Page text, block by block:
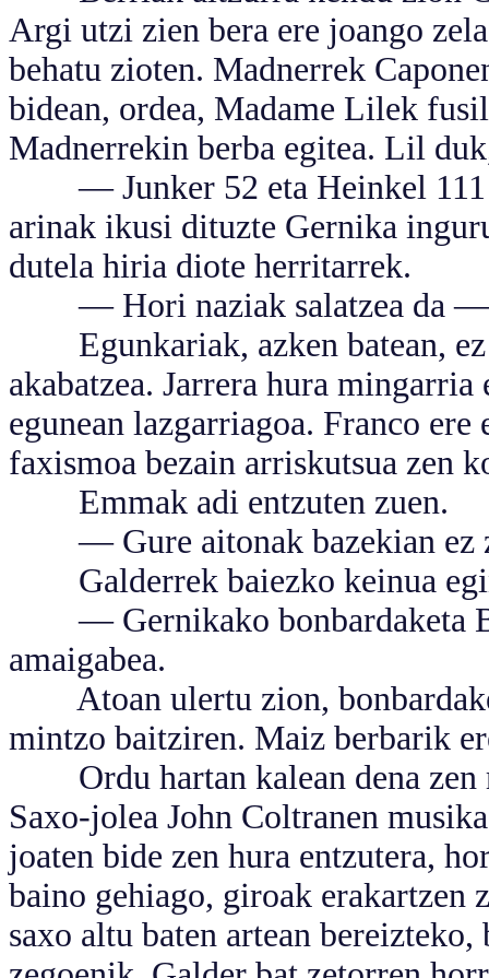
Argi utzi zien bera ere joango
behatu zioten. Madnerrek
bidean, ordea, Madame Lilek
Madnerrekin berba egitea. Lil
— Junker 52 eta Heinkel 111
arinak ikusi dituzte Gernika
dutela hiria diote herritarrek.
— Hori naziak salatzea da
Egunkariak, azken batean, ez
akabatzea. Jarrera hura
egunean lazgarriagoa. Franco
faxismoa bezain arriskutsua zen
Emmak adi entzuten zuen.
— Gure aitonak bazekian ez
Galderrek baiezko keinua
— Gernikako bonbardaketa
amaigabea.
Atoan ulertu zion,
mintzo baitziren. Maiz berbarik
Ordu hartan kalean dena zen
Saxo-jolea John Coltranen
joaten bide zen hura entzutera,
baino gehiago, giroak erakartzen
saxo altu baten artean